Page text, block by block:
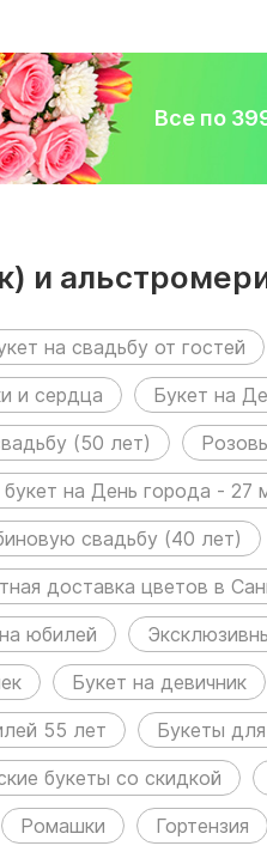
Все по
и
на свадьбу от гостей
и сердца
Букет на
(50 лет)
букет на День города - 27
свадьбу (40 лет)
доставка цветов в
юбилей
Букет на девичник
55 лет
Букеты
букеты со скидкой
Ромашки Гортензия